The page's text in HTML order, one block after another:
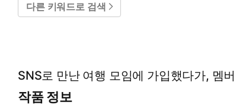
다른 키워드로 검색
SNS로 만난 여행 모임에 가입했다가, 멤
작품 정보